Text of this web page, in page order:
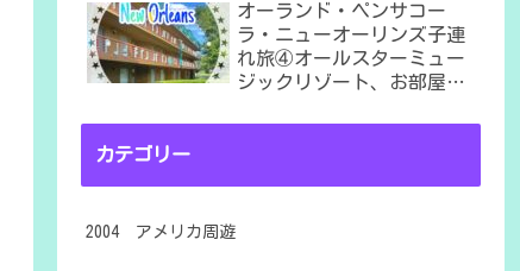
オーランド・ペンサコー
ラ・ニューオーリンズ子連
れ旅④オールスターミュー
ジックリゾート、お部屋は
カテゴリー
2004 アメリカ周遊